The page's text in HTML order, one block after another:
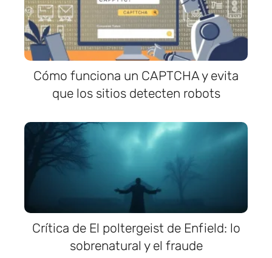
Cómo funciona un CAPTCHA y evita
que los sitios detecten robots
Crítica de El poltergeist de Enfield: lo
sobrenatural y el fraude